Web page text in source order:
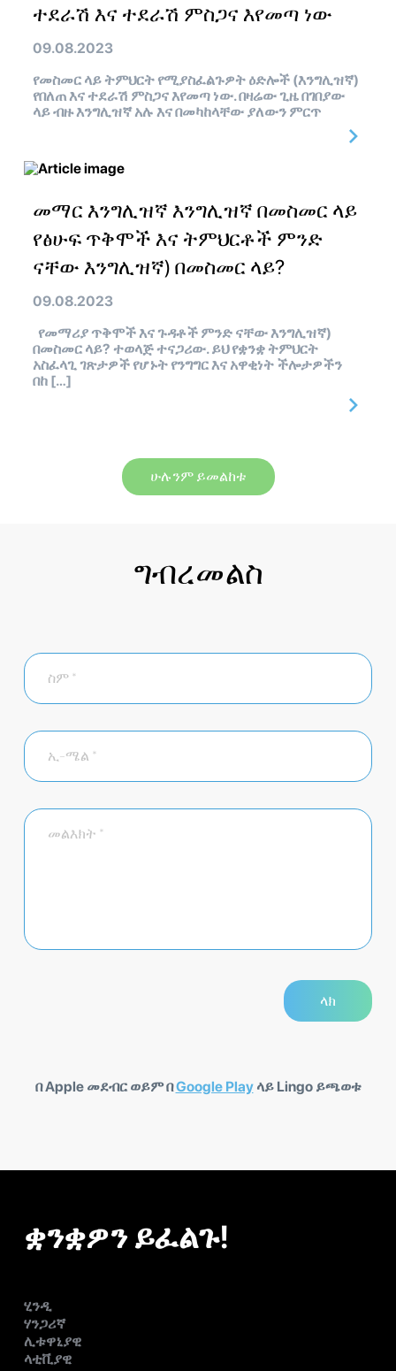
ተደራሽ እና ተደራሽ ምስጋና እየመጣ ነው
09.08.2023
የመስመር ላይ ትምህርት የሚያስፈልጉዎት ዕድሎች (እንግሊዝኛ)
የበለጠ እና ተደራሽ ምስጋና እየመጣ ነው. በዛሬው ጊዜ በገበያው
ላይ ብዙ እንግሊዝኛ አሉ እና በመካከላቸው ያለውን ምርጥ
መማር እንግሊዝኛ እንግሊዝኛ በመስመር ላይ
የፅሁፍ ጥቅሞች እና ትምህርቶች ምንድ
ናቸው እንግሊዝኛ) በመስመር ላይ?
09.08.2023
የመማሪያ ጥቅሞች እና ጉዳቶች ምንድ ናቸው እንግሊዝኛ)
በመስመር ላይ? ተወላጅ ተናጋሪው. ይህ የቋንቋ ትምህርት
አስፈላጊ ገጽታዎች የሆኑት የንግግር እና አዋቂነት ችሎታዎችን
በከ […]
ሁሉንም ይመልከቱ
ግብረመልስ
በ Apple መደብር ወይም በGoogle Playላይ Lingo ይጫወቱ
ቋንቋዎን ይፈልጉ!
ሂንዲ
ሃንጋሪኛ
ሊቱዋኒያዊ
ላቲቪያዊ